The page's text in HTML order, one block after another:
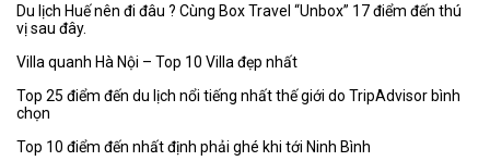
Du lịch Huế nên đi đâu ? Cùng Box Travel “Unbox” 17 điểm đến thú
vị sau đây.
Villa quanh Hà Nội – Top 10 Villa đẹp nhất
Top 25 điểm đến du lịch nổi tiếng nhất thế giới do TripAdvisor bình
chọn
Top 10 điểm đến nhất định phải ghé khi tới Ninh Bình